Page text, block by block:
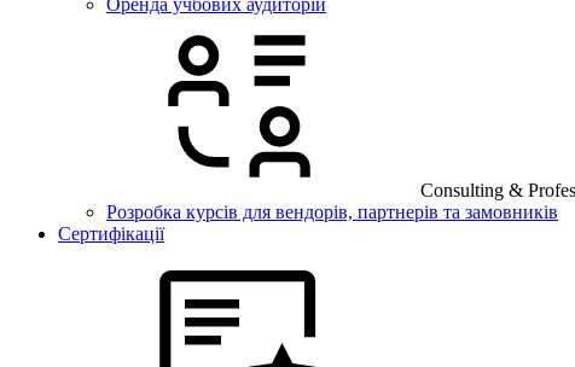
Оренда учбових аудиторій
Consulting &
Розробка курсів для вендорів, партнерів та замовників
Сертифікації